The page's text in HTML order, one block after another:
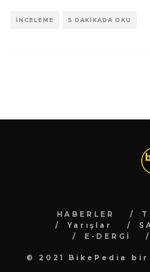
İNCELEME 5 DAKIKADA OKU
HABERLER
Yarışlar
E-DERGİ
© 2021 BikePedia